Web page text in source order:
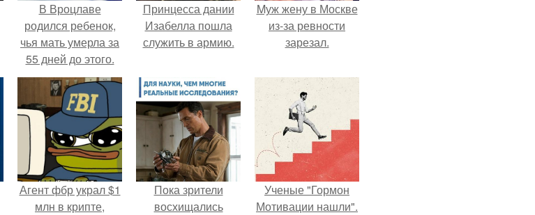
В Вроцлаве
родился ребенок,
чья мать умерла за
55 дней до этого.
Принцесса дании
Изабелла пошла
служить в армию.
Mуж жену в Москве
из-за ревности
зарезал.
Агент фбр украл $1
млн в крипте,
Пока зрители
восхищались
Ученые "Гормон
Мотивации нашли".